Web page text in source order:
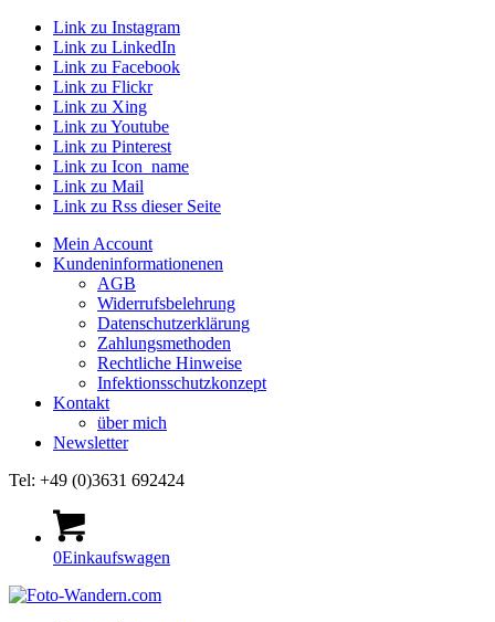
Link zu Instagram
Link zu LinkedIn
Link zu Facebook
Link zu Flickr
Link zu Xing
Link zu Youtube
Link zu Pinterest
Link zu Icon_name
Link zu Mail
Link zu Rss dieser Seite
Mein Account
Kundeninformationenen
AGB
Widerrufsbelehrung
Datenschutzerklärung
Zahlungsmethoden
Rechtliche Hinweise
Infektionsschutzkonzept
Kontakt
über mich
Newsletter
Tel: +49 (0)3631 692424
0Einkaufswagen